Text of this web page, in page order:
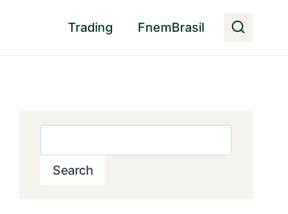
Trading FnemBrasil
Search